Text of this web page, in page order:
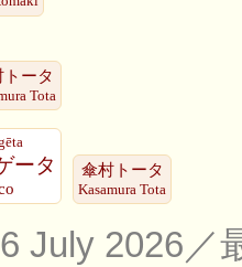
トータ
Tota
ータ 傘村トータ
Kasamura Tota
July 2026